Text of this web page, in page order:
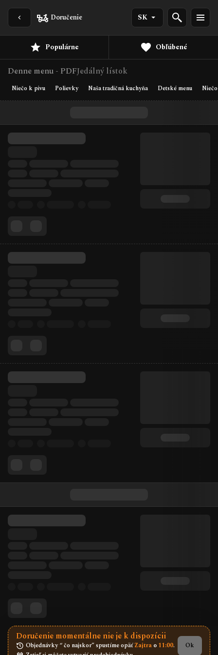
Doručenie SK
Populárne Obľúbené
Denne menu - PDFJedálný lístok
Niečo k pivu Polievky Naša tradičná kuchyňa Detské menu
Doručenie momentálne nie je k dispozícii
Objednávky “ čo najskor” spustíme opäť Zajtra o 11:00.
Ok